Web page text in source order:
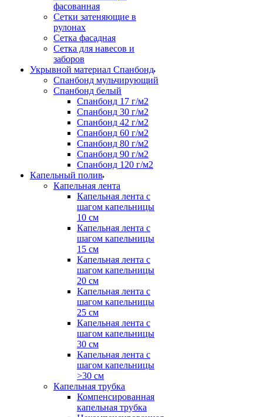
фасованная
Сетки затеняющие в
рулонах
Сетка фасадная
Сетка для навесов и
заборов
Укрывной материал Спанбонд
Спанбонд мульчирующий
Спанбонд белый
Спанбонд 17 г/м2
Спанбонд 30 г/м2
Спанбонд 42 г/м2
Спанбонд 60 г/м2
Спанбонд 80 г/м2
Спанбонд 90 г/м2
Спанбонд 120 г/м2
Капельный полив
Капельная лента
Капельная лента с
шагом капельницы
10 см
Капельная лента с
шагом капельницы
15 см
Капельная лента с
шагом капельницы
20 см
Капельная лента с
шагом капельницы
25 см
Капельная лента с
шагом капельницы
30 см
Капельная лента с
шагом капельницы
>30 см
Капельная трубка
Компенсированная
капельная трубка